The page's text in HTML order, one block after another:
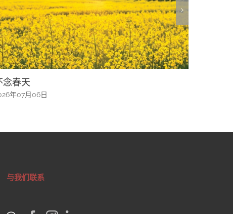
华文学中的旧体诗
年07月06日
与我们联系